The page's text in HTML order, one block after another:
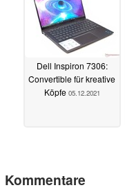
Dell Inspiron 7306:
Convertible für kreative
Köpfe 05.12.2021
Kommentare